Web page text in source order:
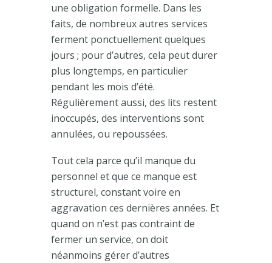
une obligation formelle. Dans les
faits, de nombreux autres services
ferment ponctuellement quelques
jours ; pour d’autres, cela peut durer
plus longtemps, en particulier
pendant les mois d’été.
Régulièrement aussi, des lits restent
inoccupés, des interventions sont
annulées, ou repoussées.
Tout cela parce qu’il manque du
personnel et que ce manque est
structurel, constant voire en
aggravation ces dernières années. Et
quand on n’est pas contraint de
fermer un service, on doit
néanmoins gérer d’autres